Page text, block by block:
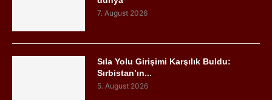
7. August 2026
Sıla Yolu Girişimi Karşılık Buldu:
Sırbistan’ın...
5. August 2026